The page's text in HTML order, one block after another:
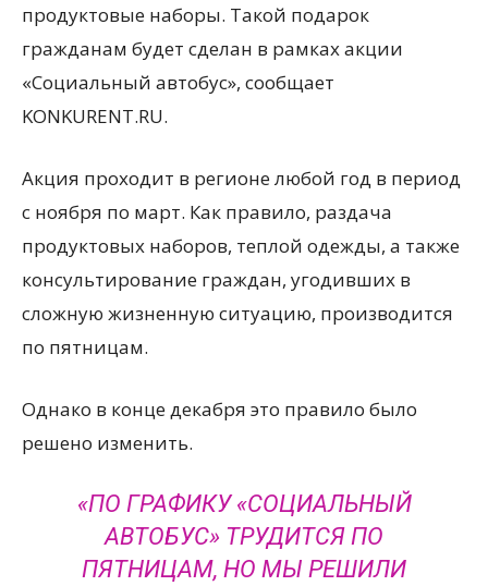
продуктовые наборы. Такой подарок
гражданам будет сделан в рамках акции
«Социальный автобус», сообщает
KONKURENT.RU.
Акция проходит в регионе любой год в период
с ноября по март. Как правило, раздача
продуктовых наборов, теплой одежды, а также
консультирование граждан, угодивших в
сложную жизненную ситуацию, производится
по пятницам.
Однако в конце декабря это правило было
решено изменить.
«ПО ГРАФИКУ «СОЦИАЛЬНЫЙ
АВТОБУС» ТРУДИТСЯ ПО
ПЯТНИЦАМ, НО МЫ РЕШИЛИ